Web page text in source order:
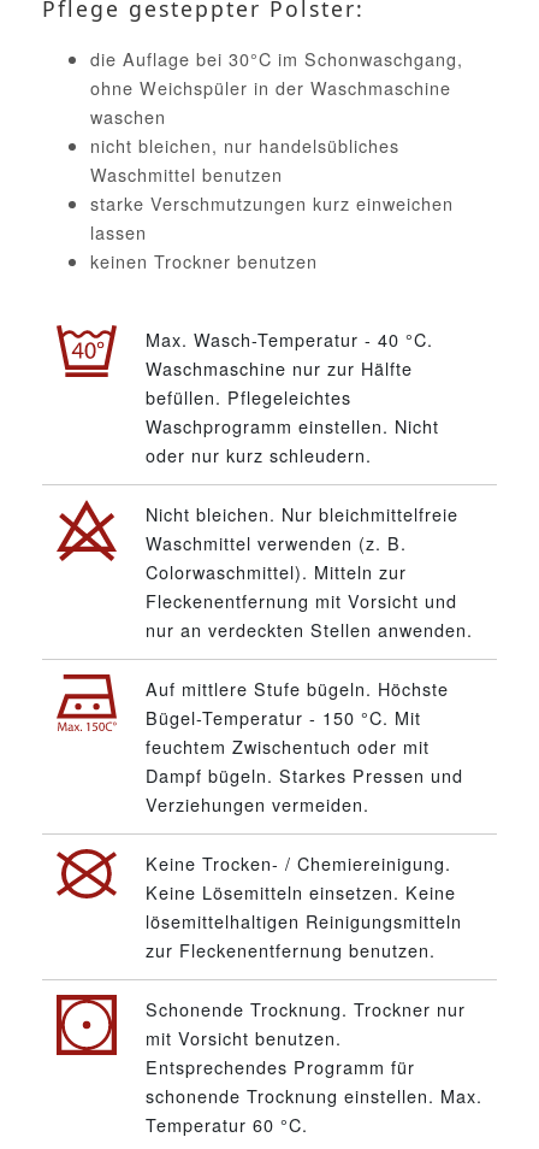
Pflege gesteppter Polster:
die Auflage bei 30°C im Schonwaschgang,
ohne Weichspüler in der Waschmaschine
waschen
nicht bleichen, nur handelsübliches
Waschmittel benutzen
starke Verschmutzungen kurz einweichen
lassen
keinen Trockner benutzen
Max. Wasch-Temperatur - 40 °C.
Waschmaschine nur zur Hälfte
befüllen. Pflegeleichtes
Waschprogramm einstellen. Nicht
oder nur kurz schleudern.
Nicht bleichen. Nur bleichmittelfreie
Waschmittel verwenden (z. B.
Colorwaschmittel). Mitteln zur
Fleckenentfernung mit Vorsicht und
nur an verdeckten Stellen anwenden.
Auf mittlere Stufe bügeln. Höchste
Bügel-Temperatur - 150 °C. Mit
feuchtem Zwischentuch oder mit
Dampf bügeln. Starkes Pressen und
Verziehungen vermeiden.
Keine Trocken- / Chemiereinigung.
Keine Lösemitteln einsetzen. Keine
lösemittelhaltigen Reinigungsmitteln
zur Fleckenentfernung benutzen.
Schonende Trocknung. Trockner nur
mit Vorsicht benutzen.
Entsprechendes Programm für
schonende Trocknung einstellen. Max.
Temperatur 60 °C.